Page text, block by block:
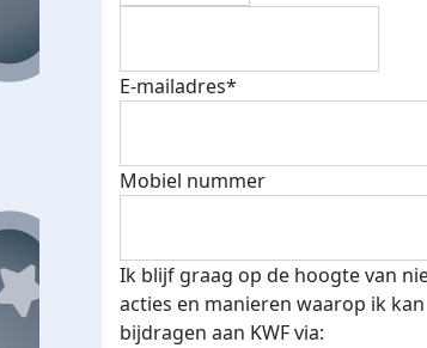
E-mails
Top fondsenwerver
E-mailadres*
Mobiel nummer
Ik blijf graag op de hoogte van
acties en manieren waarop ik kan
bijdragen aan KWF via: